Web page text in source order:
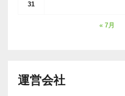
31
« 7月
運営会社